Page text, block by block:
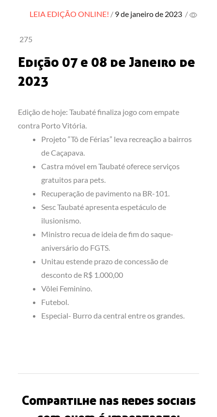
LEIA EDIÇÃO ONLINE! Posted
9 de janeiro de 2023 /
275
Edição 07 e 08 de Janeiro de
2023
Edição de hoje: Taubaté finaliza jogo com empate
contra Porto Vitória.
Projeto “Tô de Férias” leva recreação a bairros
de Caçapava.
Castra móvel em Taubaté oferece serviços
gratuitos para pets.
Recuperação de pavimento na BR-101.
Sesc Taubaté apresenta espetáculo de
ilusionismo.
Ministro recua de ideia de fim do saque-
aniversário do FGTS.
Unitau estende prazo de concessão de
desconto de R$ 1.000,00
Vôlei Feminino.
Futebol.
Especial- Burro da central entre os grandes.
Compartilhe nas redes sociais